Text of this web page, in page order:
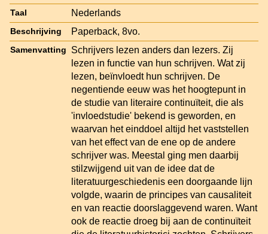
Taal Nederlands
Beschrijving Paperback, 8vo.
Samenvatting
Schrijvers lezen anders dan lezers. Zij
lezen in functie van hun schrijven. Wat zij
lezen, beïnvloedt hun schrijven. De
negentiende eeuw was het hoogtepunt in
de studie van literaire continuïteit, die als
'invloedstudie' bekend is geworden, en
waarvan het einddoel altijd het vaststellen
van het effect van de ene op de andere
schrijver was. Meestal ging men daarbij
stilzwijgend uit van de idee dat de
literatuurgeschiedenis een doorgaande lijn
volgde, waarin de principes van causaliteit
en van reactie doorslaggevend waren. Want
ook de reactie droeg bij aan de continuïteit